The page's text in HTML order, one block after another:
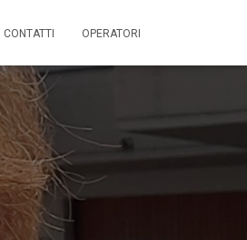
CONTATTI OPERATORI